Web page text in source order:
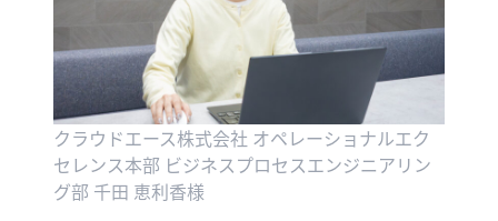
クラウドエース株式会社 オペレーショナルエク
セレンス本部 ビジネスプロセスエンジニアリン
グ部 千田 恵利香様